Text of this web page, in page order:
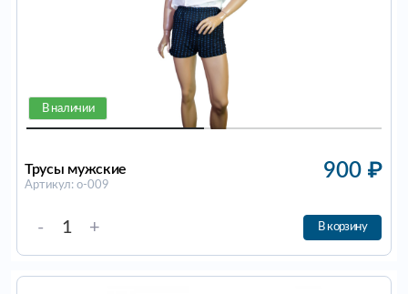
В наличии
Трусы мужские
Артикул: о-009
900 ₽
- + В корзину